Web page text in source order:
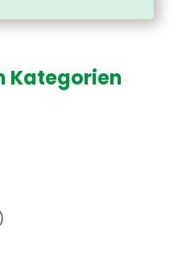
Kategorien